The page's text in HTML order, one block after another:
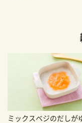
ミックスベジのだしが